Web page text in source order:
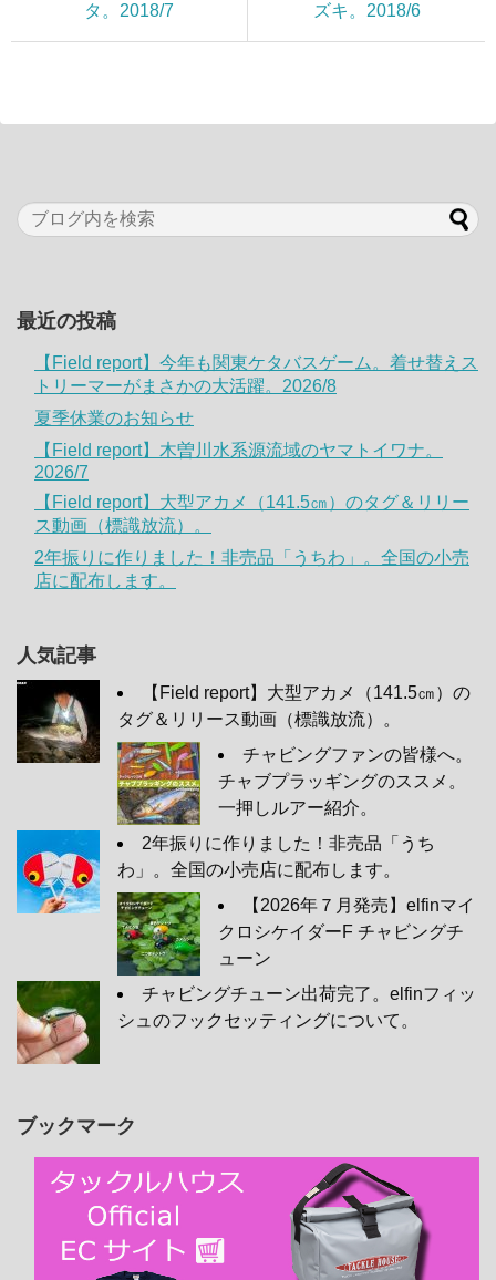
タ。2018/7
ズキ。2018/6
最近の投稿
【Field report】今年も関東ケタバスゲーム。着せ替えス
トリーマーがまさかの大活躍。2026/8
夏季休業のお知らせ
【Field report】木曽川水系源流域のヤマトイワナ。
2026/7
【Field report】大型アカメ（141.5㎝）のタグ＆リリー
ス動画（標識放流）。
2年振りに作りました！非売品「うちわ」。全国の小売
店に配布します。
人気記事
【Field report】大型アカメ（141.5㎝）の
タグ＆リリース動画（標識放流）。
チャビングファンの皆様へ。
チャブプラッギングのススメ。
一押しルアー紹介。
2年振りに作りました！非売品「うち
わ」。全国の小売店に配布します。
【2026年７月発売】elfinマイ
クロシケイダーF チャビングチ
ューン
チャビングチューン出荷完了。elfinフィッ
シュのフックセッティングについて。
ブックマーク